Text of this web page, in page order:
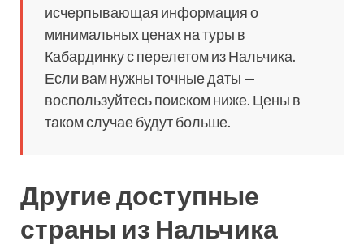
исчерпывающая информация о
минимальных ценах на туры в
Кабардинку с перелетом из Нальчика.
Если вам нужны точные даты —
воспользуйтесь поиском ниже. Цены в
таком случае будут больше.
Другие доступные
страны из Нальчика